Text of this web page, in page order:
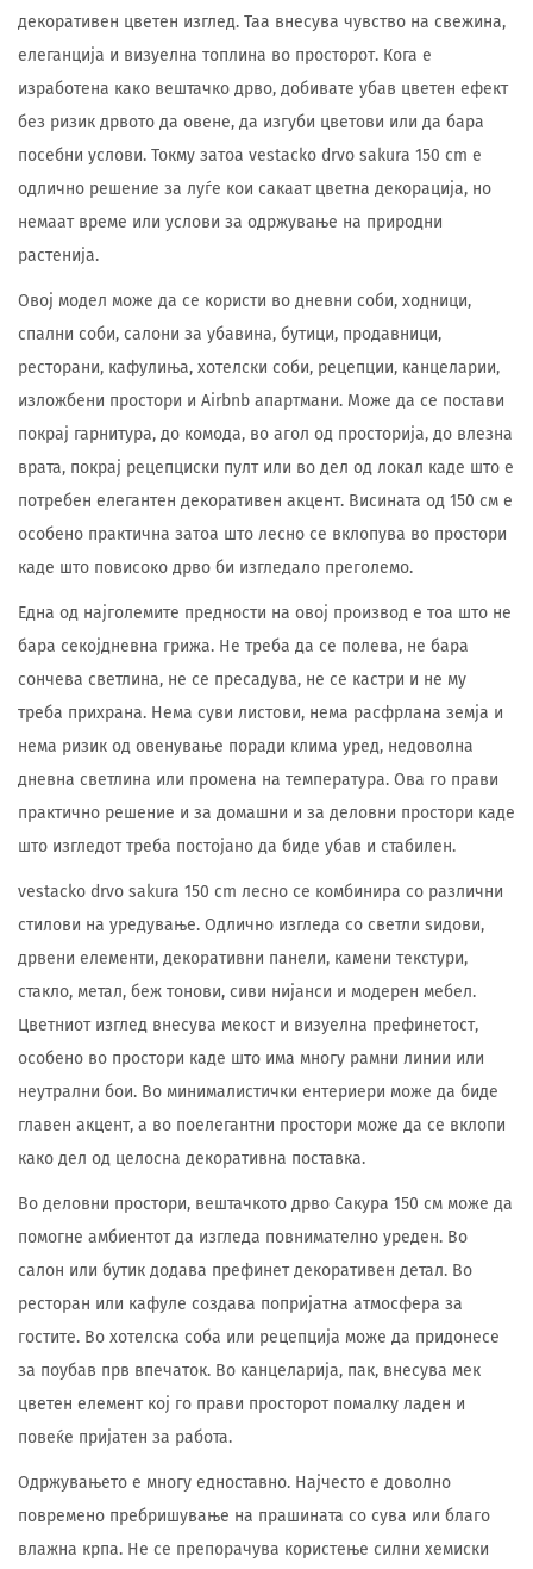
декоративен цветен изглед. Таа внесува чувство на свежина,
елеганција и визуелна топлина во просторот. Кога е
изработена како вештачко дрво, добивате убав цветен ефект
без ризик дрвото да овене, да изгуби цветови или да бара
посебни услови. Токму затоа vestacko drvo sakura 150 cm е
одлично решение за луѓе кои сакаат цветна декорација, но
немаат време или услови за одржување на природни
растенија.
Овој модел може да се користи во дневни соби, ходници,
спални соби, салони за убавина, бутици, продавници,
ресторани, кафулиња, хотелски соби, рецепции, канцеларии,
изложбени простори и Airbnb апартмани. Може да се постави
покрај гарнитура, до комода, во агол од просторија, до влезна
врата, покрај рецепциски пулт или во дел од локал каде што е
потребен елегантен декоративен акцент. Висината од 150 см е
особено практична затоа што лесно се вклопува во простори
каде што повисоко дрво би изгледало преголемо.
Една од најголемите предности на овој производ е тоа што не
бара секојдневна грижа. Не треба да се полева, не бара
сончева светлина, не се пресадува, не се кастри и не му
треба прихрана. Нема суви листови, нема расфрлана земја и
нема ризик од овенување поради клима уред, недоволна
дневна светлина или промена на температура. Ова го прави
практично решение и за домашни и за деловни простори каде
што изгледот треба постојано да биде убав и стабилен.
vestacko drvo sakura 150 cm лесно се комбинира со различни
стилови на уредување. Одлично изгледа со светли ѕидови,
дрвени елементи, декоративни панели, камени текстури,
стакло, метал, беж тонови, сиви нијанси и модерен мебел.
Цветниот изглед внесува мекост и визуелна префинетост,
особено во простори каде што има многу рамни линии или
неутрални бои. Во минималистички ентериери може да биде
главен акцент, а во поелегантни простори може да се вклопи
како дел од целосна декоративна поставка.
Во деловни простори, вештачкото дрво Сакура 150 см може да
помогне амбиентот да изгледа повнимателно уреден. Во
салон или бутик додава префинет декоративен детал. Во
ресторан или кафуле создава попријатна атмосфера за
гостите. Во хотелска соба или рецепција може да придонесе
за поубав прв впечаток. Во канцеларија, пак, внесува мек
цветен елемент кој го прави просторот помалку ладен и
повеќе пријатен за работа.
Одржувањето е многу едноставно. Најчесто е доволно
повремено пребришување на прашината со сува или благо
влажна крпа. Не се препорачува користење силни хемиски